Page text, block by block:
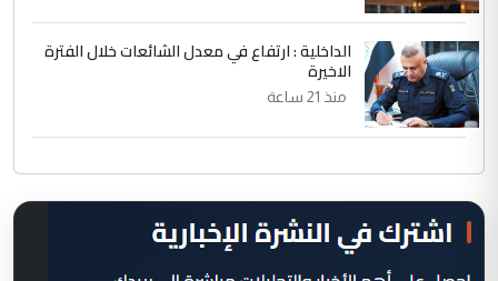
الداخلية : ارتفاع في معدل الشائعات خلال الفترة
الاخيرة
منذ 21 ساعة